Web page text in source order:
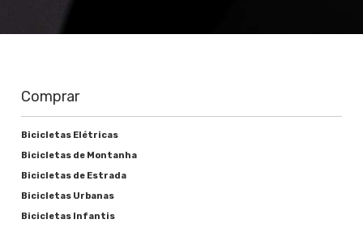
Comprar
Bicicletas Elétricas
Bicicletas de Montanha
Bicicletas de Estrada
Bicicletas Urbanas
Bicicletas Infantis